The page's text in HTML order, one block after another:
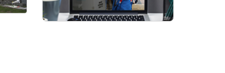
Длина штанги ШМ-5.1 (на выбор